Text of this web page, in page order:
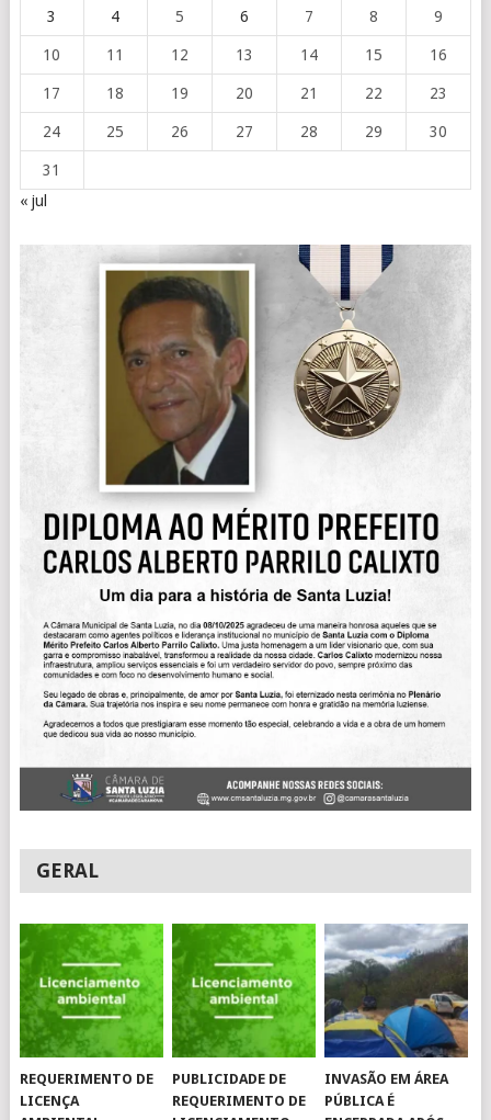
3 4 5 6 7 8 9
10 11 12 13 14 15 16
17 18 19 20 21 22 23
24 25 26 27 28 29 30
31
« jul
GERAL
REQUERIMENTO DE
LICENÇA
PUBLICIDADE DE
REQUERIMENTO DE
INVASÃO EM ÁREA
PÚBLICA É